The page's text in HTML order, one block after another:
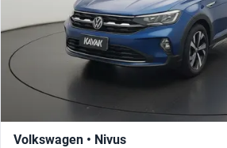
Volkswagen • Nivus